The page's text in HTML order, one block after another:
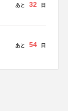
あと 32 日
あと 54 日